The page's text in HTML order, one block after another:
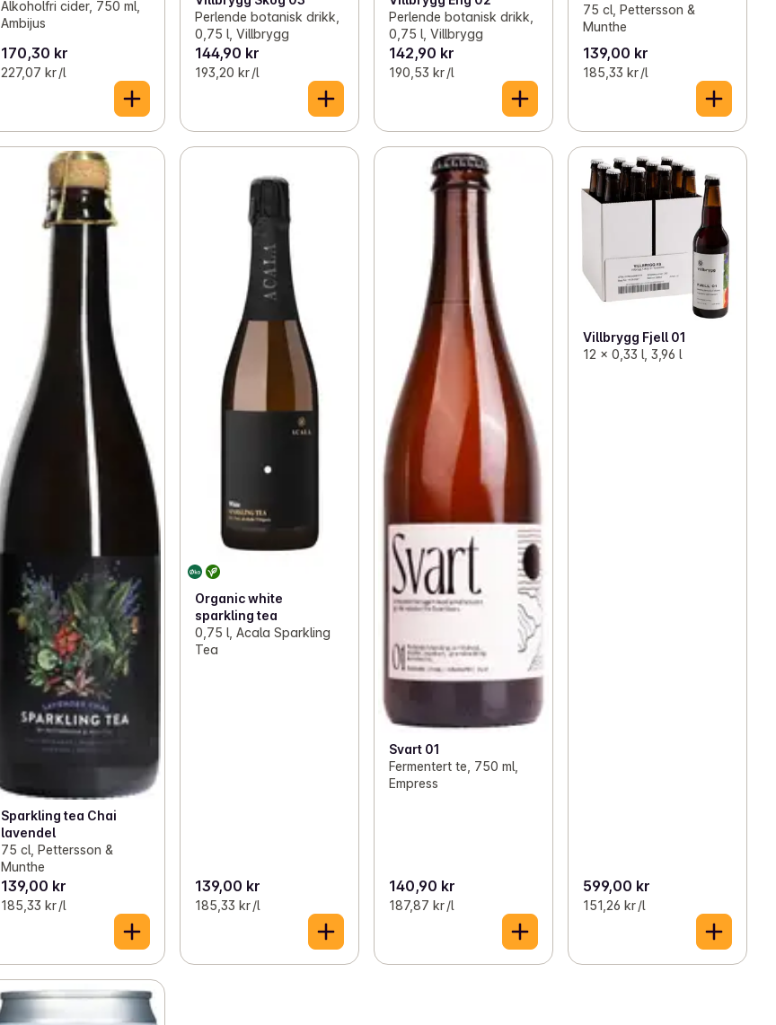
Alkoholfri cider, 750 ml,
Ambijus
170,30 kr
227,07 kr /l
Perlende botanisk drikk,
0,75 l, Villbrygg
144,90 kr
193,20 kr /l
Perlende botanisk drikk,
0,75 l, Villbrygg
142,90 kr
190,53 kr /l
75 cl, Pettersson &
Munthe
139,00 kr
185,33 kr /l
Sparkling tea Chai
lavendel
75 cl, Pettersson &
Munthe
139,00 kr
185,33 kr /l
Organic white
sparkling tea
0,75 l, Acala Sparkling
Tea
139,00 kr
185,33 kr /l
Svart 01
Fermentert te, 750 ml,
Empress
140,90 kr
187,87 kr /l
Villbrygg Fjell 01
12 x 0,33 l, 3,96 l
599,00 kr
151,26 kr /l